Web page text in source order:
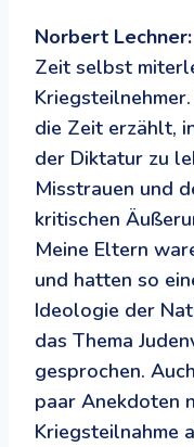
Norbert Lechner:
Zeit selbst
die Zeit erzählt,
der Diktatur zu
Misstrauen und
kritischen
Meine Eltern
und hatten so
Ideologie der
das Thema
gesprochen.
paar Anekdoten
Kriegsteilnahme